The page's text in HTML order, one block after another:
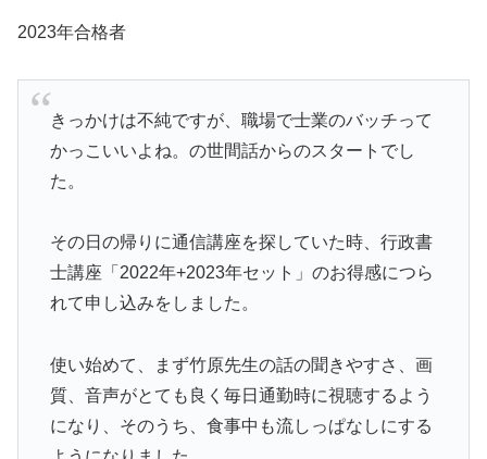
2023年合格者
きっかけは不純ですが、職場で士業のバッチって
かっこいいよね。の世間話からのスタートでし
た。
その日の帰りに通信講座を探していた時、行政書
士講座「2022年+2023年セット」のお得感につら
れて申し込みをしました。
使い始めて、まず竹原先生の話の聞きやすさ、画
質、音声がとても良く毎日通勤時に視聴するよう
になり、そのうち、食事中も流しっぱなしにする